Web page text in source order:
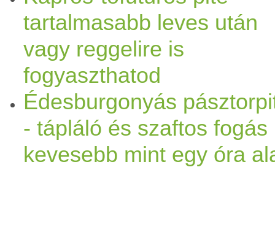
tartalmasabb leves után
vagy reggelire is
fogyaszthatod
Édesburgonyás
- tápláló és szaftos fogás
kevesebb mint egy óra